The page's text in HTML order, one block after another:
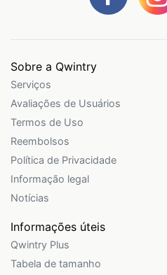
Sobre a Qwintry
Serviços
Avaliações de Usuários
Termos de Uso
Reembolsos
Política de Privacidade
Informação legal
Notícias
Informações úteis
Qwintry Plus
Tabela de tamanho